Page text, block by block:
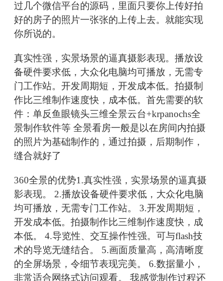
过几个微信平台的源码，里面只要你上传好拍
好的房子的照片一张张的上传上去。就能实现
你所说的。
真实性强，实景场景的逼真摄影表现。播放设
备硬件要求低，大众化电脑均可播放，无需专
门工作站。开发周期短，开发成本低。拍摄制
作比三维制作速度快，成本低。首先需要的软
件：单反鱼眼镜头三维全景云台+krpanochs全
景制作软件等 全景看房一般是以在房间内拍摄
的照片为基础制作的，通过拍摄，后期制作，
缝合就好了
360全景的优势1.真实性强，实景场景的逼真摄
影表现。 2.播放设备硬件要求低，大众化电脑
均可播放，无需专门工作站。 3.开发周期短，
开发成本低。拍摄制作比三维制作速度快，成
本低。 4.导览性、交互操作性强。可与flash技
术的导览无缝结合。 5.画面质量高，高清晰度
的全屏场景，令细节表现完美。 6.数据量小，
非常适合网络式访问观看。 我感觉制作过程还